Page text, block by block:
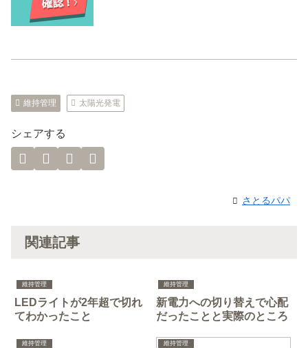
維持管理 太陽光発電
シェアする
さとるパパ
関連記事
維持管理
LEDライトが2年超で切れ
てわかったこと
維持管理
新電力への切り替えで心配
だったことと実際のところ
維持管理 維持管理